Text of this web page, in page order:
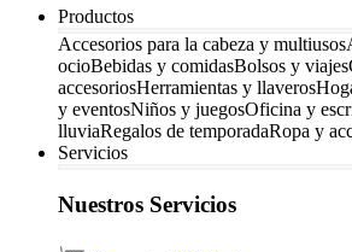
Productos
Accesorios para la cabeza y multiusos
ocioBebidas y comidasBolsos y viajes
accesoriosHerramientas y llaveros
y eventosNiños y juegosOficina y
lluviaRegalos de temporadaRopa y
Servicios
Nuestros Servicios